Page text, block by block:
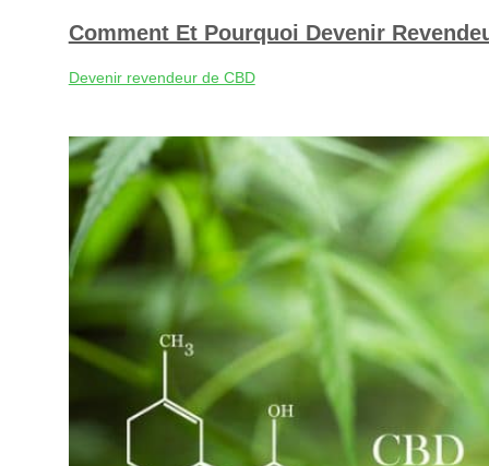
Comment Et Pourquoi Devenir
Devenir revendeur de CBD